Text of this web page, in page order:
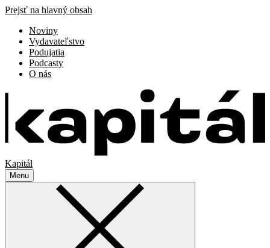
Prejsť na hlavný obsah
Noviny
Vydavateľstvo
Podujatia
Podcasty
O nás
Kapitál
Menu